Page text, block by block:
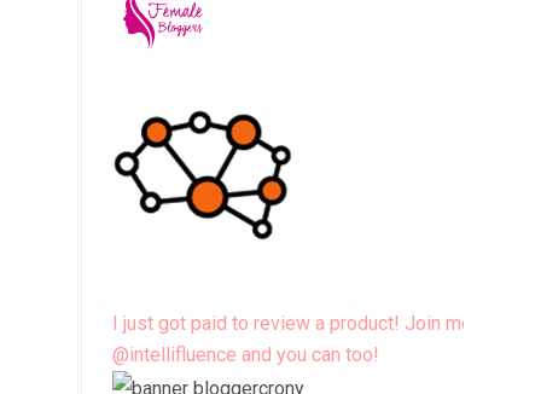
I just got paid to review a product! Join me
@intellifluence and you can too!